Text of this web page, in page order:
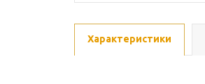
Характеристики